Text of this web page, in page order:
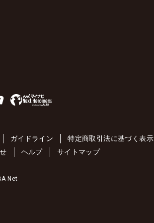
ガイドライン
特定商取引法に基づく表示
ヘルプ サイトマップ
Net